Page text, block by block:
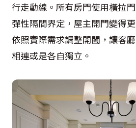
行走動線。所有房門使用橫拉
彈性隔間界定，屋主開門變得
依照實際需求調整開闔，讓客
相連或是各自獨立。